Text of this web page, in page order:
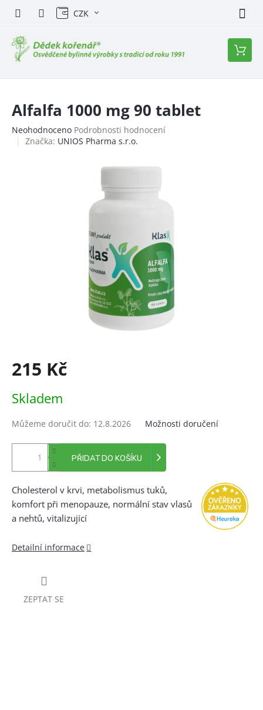
obsah
CZK
košík
Alfalfa 1000 mg 90 tablet
Průměrné
hodnocení
Neohodnoceno Podrobnosti hodnocení
Značka: UNIOS Pharma s.r.o.
215 Kč
cena:
Skladem
Můžeme doručit do: 12.8.2026 Možnosti doručení
PŘIDAT DO KOŠÍKU
Cholesterol v krvi, metabolismus tuků,
komfort při menopauze, normální stav vlasů
a nehtů, vitalizující
Detailní informace
ZEPTAT SE